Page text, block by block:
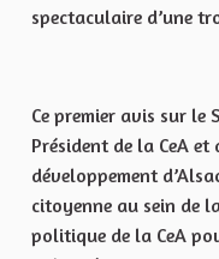
spectaculaire d’une
Ce premier avis sur le
Président de la CeA
développement
citoyenne au sein de
politique de la CeA